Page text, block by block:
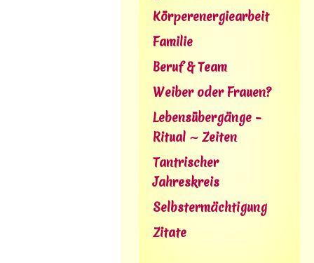
Körperenergiearbeit
Familie
Beruf & Team
Weiber oder Frauen?
Lebensübergänge –
Ritual ∼ Zeiten
Tantrischer
Jahreskreis
Selbstermächtigung
Zitate